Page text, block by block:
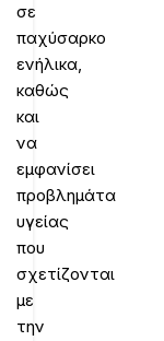
σε
παχύσαρκο
ενήλικα,
καθώς
και
να
εμφανίσει
προβλημάτα
υγείας
που
σχετίζονται
με
την